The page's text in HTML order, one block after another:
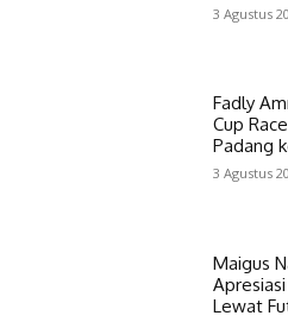
3 Agustus
Fadly
Cup
Padang
3 Agustus
Maigus
Lewat